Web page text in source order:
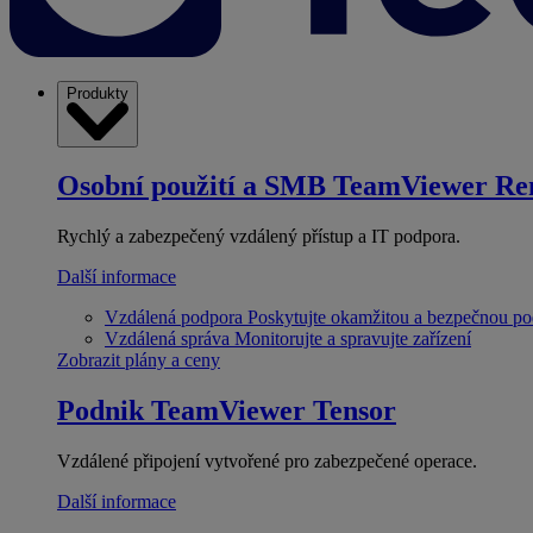
Produkty
Osobní použití a SMB TeamViewer
Rychlý a zabezpečený vzdálený přístup a IT podpora.
Další informace
Vzdálená podpora Poskytujte okamžitou a bezpečnou
Vzdálená správa Monitorujte a spravujte zařízení
Zobrazit plány a ceny
Podnik TeamViewer Tensor
Vzdálené připojení vytvořené pro zabezpečené operace.
Další informace